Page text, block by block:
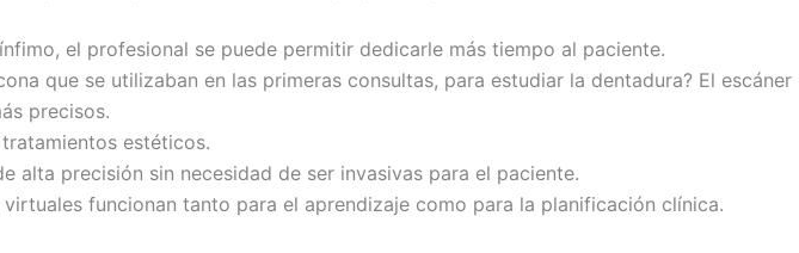
el profesional se puede permitir dedicarle más tiempo al paciente.
que se utilizaban en las primeras consultas, para estudiar la dentadura? El escáner
precisos.
estéticos.
alta precisión sin necesidad de ser invasivas para el paciente.
funcionan tanto para el aprendizaje como para la planificación clínica.